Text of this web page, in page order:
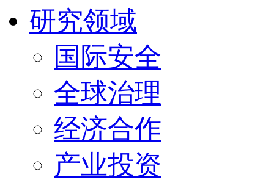
研究领域
国际安全
全球治理
经济合作
产业投资